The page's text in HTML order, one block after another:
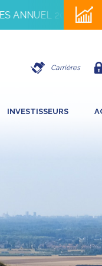
2026 16
Carrières
INVESTISSEURS